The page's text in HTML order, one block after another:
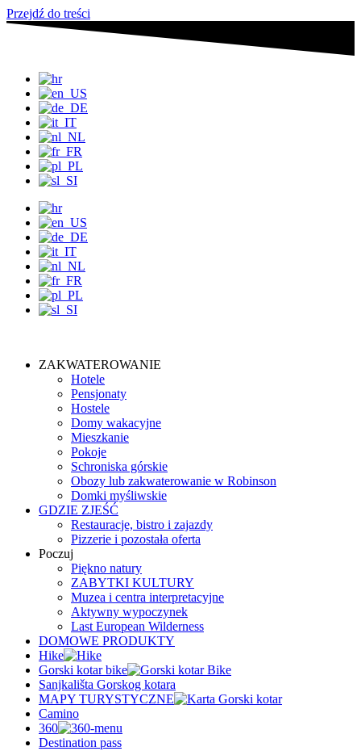
Przejdź do treści
ZAKWATEROWANIE
Hotele
Pensjonaty
Hostele
Domy wakacyjne
Mieszkanie
Pokoje
Schroniska górskie
Obozy lub zakwaterowanie w Robinson
Domki myśliwskie
GDZIE ZJEŚĆ
Restauracje, bistro i zajazdy
Pizzerie i pozostała oferta
Poczuj
Piękno natury
ZABYTKI KULTURY
Muzea i centra interpretacyjne
Aktywny wypoczynek
Last European Wilderness
DOMOWE PRODUKTY
Hike
Gorski kotar bike
Sanjkališta Gorskog kotara
MAPY TURYSTYCZNE
Camino
360
Destination pass